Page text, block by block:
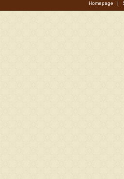
Homepage |